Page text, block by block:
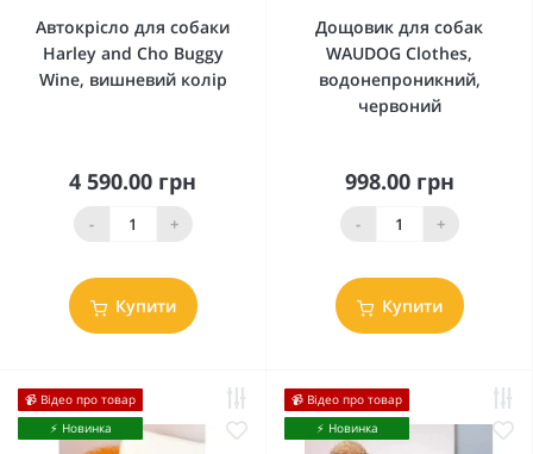
Автокрісло для собаки
Harley and Cho Buggy
Wine, вишневий колір
4 590.00 грн
- +
Купити
Дощовик для собак
WAUDOG Clothes,
водонепроникний,
червоний
998.00 грн
- +
Купити
📹 Відео про товар
⚡️ Новинка
📹 Відео про товар
⚡️ Новинка